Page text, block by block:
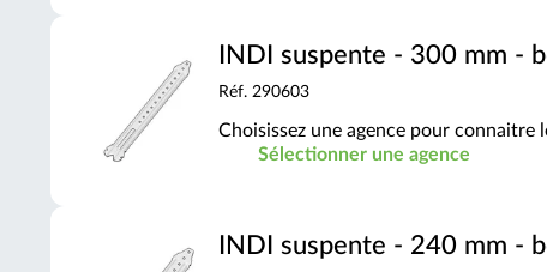
INDI suspente - 300 mm -
Réf. 290603
Choisissez une agence pour connaitre
Sélectionner une agence
INDI suspente - 240 mm -